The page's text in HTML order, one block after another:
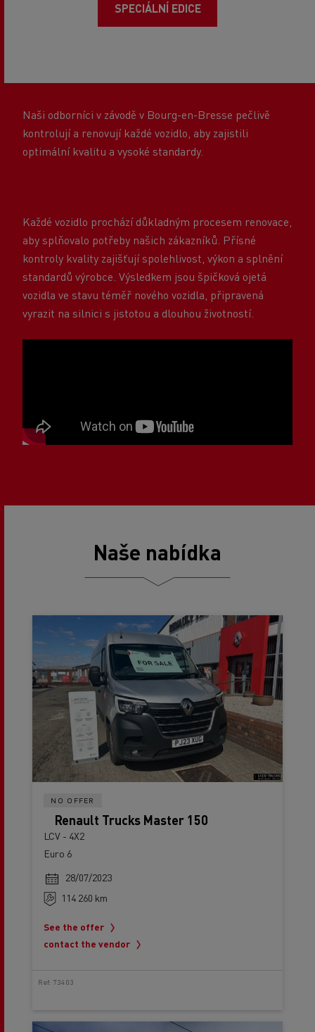
SPECIÁLNÍ EDICE
Naši odborníci v závodě v Bourg-en-Bresse pečlivě
kontrolují a renovují každé vozidlo, aby zajistili
optimální kvalitu a vysoké standardy.
Každé vozidlo prochází důkladným procesem renovace,
aby splňovalo potřeby našich zákazníků. Přísné
kontroly kvality zajišťují spolehlivost, výkon a splnění
standardů výrobce. Výsledkem jsou špičková ojetá
vozidla ve stavu téměř nového vozidla, připravená
vyrazit na silnici s jistotou a dlouhou životností.
Naše nabídka
NO OFFER
Renault Trucks Master 150
LCV - 4X2
Euro 6
28/07/2023
114 260 km
See the offer
contact the vendor
Ref: 73403